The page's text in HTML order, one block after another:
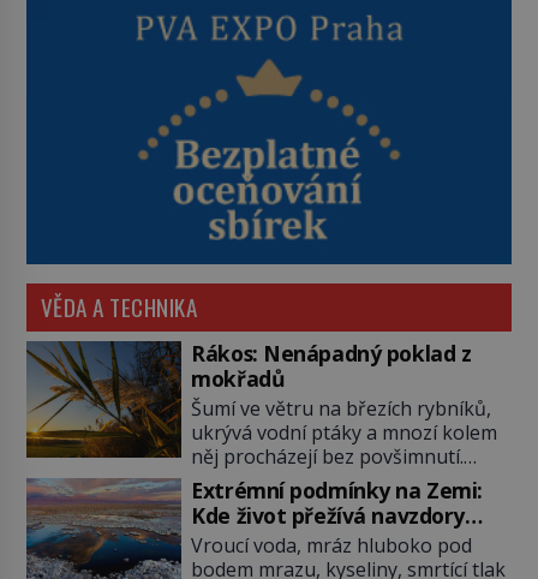
VĚDA A TECHNIKA
Rákos: Nenápadný poklad z
mokřadů
Šumí ve větru na březích rybníků,
ukrývá vodní ptáky a mnozí kolem
něj procházejí bez povšimnutí.
Přesto právě rákos pomáhal stavět
domy, vyrábět lodě, zapisovat první
texty a inspiroval řadu pověstí.
Tato skromná, ale užitečná
Extrémní podmínky na Zemi:
Kde život přežívá navzdory
všemu
Vroucí voda, mráz hluboko pod
bodem mrazu, kyseliny, smrtící tlak